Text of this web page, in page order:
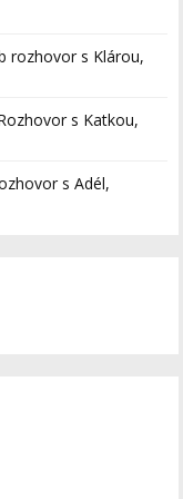
rozhovor s Klárou,
s Katkou,
s Adél,